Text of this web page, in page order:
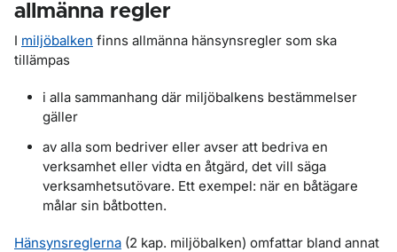
allmänna regler
I miljöbalken finns allmänna hänsynsregler som ska
tillämpas
i alla sammanhang där miljöbalkens bestämmelser
gäller
av alla som bedriver eller avser att bedriva en
verksamhet eller vidta en åtgärd, det vill säga
verksamhetsutövare. Ett exempel: när en båtägare
målar sin båtbotten.
Hänsynsreglerna (2 kap. miljöbalken) omfattar bland annat